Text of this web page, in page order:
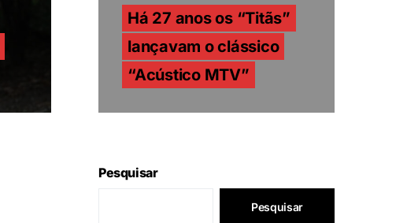
Há 27 anos os “Titãs”
lançavam o clássico
“Acústico MTV”
Pesquisar
Pesquisar